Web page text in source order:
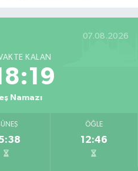
07.08.2026
KALAN
Namazı
ÖĞLE
12:46